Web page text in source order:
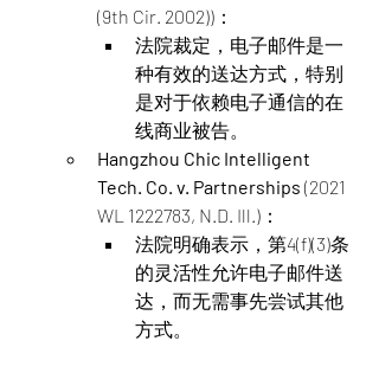
(9th Cir. 2002))：
法院裁定，电子邮件是一
种有效的送达方式，特别
是对于依赖电子通信的在
线商业被告​。
Hangzhou Chic Intelligent
Tech. Co. v. Partnerships (2021
WL 1222783, N.D. Ill.)：
法院明确表示，第4(f)(3)条
的灵活性允许电子邮件送
达，而无需事先尝试其他
方式​。